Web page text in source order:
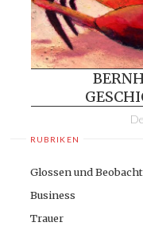
RUBRIKEN
Glossen und
Business
Trauer